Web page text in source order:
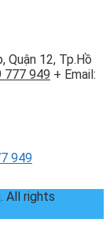
Quận 12, Tp.Hồ
777 949 + Email:
949
. All rights